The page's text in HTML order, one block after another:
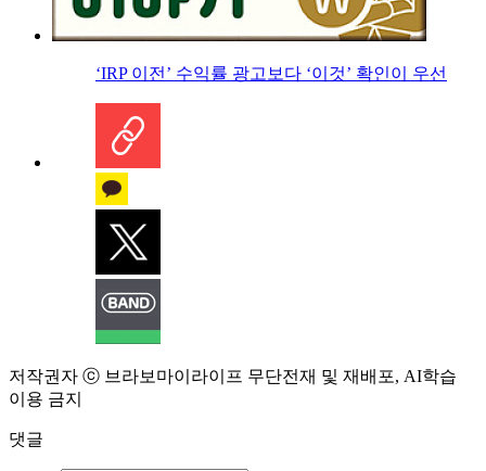
‘IRP 이전’ 수익률 광고보다 ‘이것’ 확인이 우선
저작권자 ⓒ 브라보마이라이프 무단전재 및 재배포, AI학습
이용 금지
댓글